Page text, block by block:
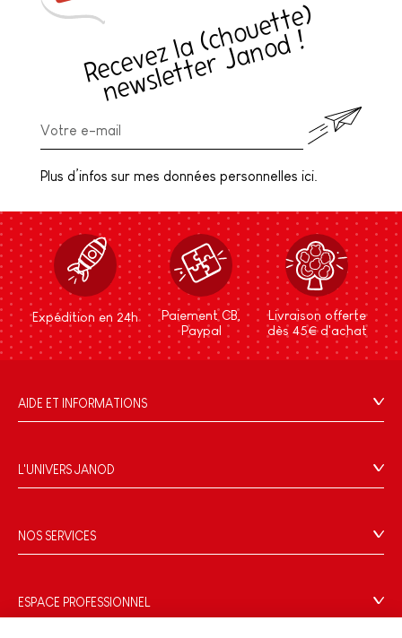
R
e
c
e
v
e
z
l
a
(
c
h
o
u
e
t
t
e
)
n
e
w
sl
e
t
t
e
r
J
a
n
o
d
!
Plus d’infos sur mes données personnelles ici.
Expédition en 24h
Paiement CB,
Paypal
Livraison offerte
dès 45€ d'achat
AIDE ET INFORMATIONS
FAQ
Contact
Rappel Produits
Données personnelles
Gestion des cookies
L'UNIVERS JANOD
Le design
Blog Conseils d'Experts
Le FSC®, c'est quoi ?
NOS SERVICES
Paiement
Livraison
ESPACE PROFESSIONNEL